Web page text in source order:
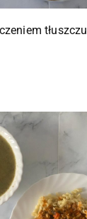
tłuszczu